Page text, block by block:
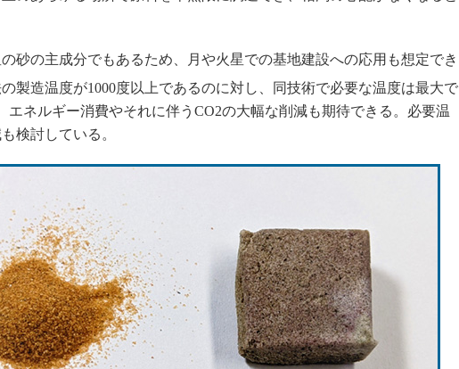
砂の主成分でもあるため、月や火星での基地建設への応用も想定でき
製造温度が1000度以上であるのに対し、同技術で必要な温度は最大で
エネルギー消費やそれに伴うCO2の大幅な削減も期待できる。必要温
検討している。